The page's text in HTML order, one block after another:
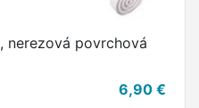
nerezová povrchová
6,90 €